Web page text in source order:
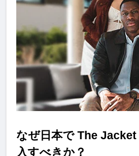
なぜ日本で The
入すべきか？